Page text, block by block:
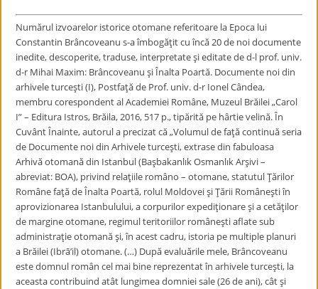
​Numărul izvoarelor istorice otomane referitoare la Epoca lui
Constantin Brâncoveanu s-a îmbogăţit cu încă 20 de noi documente
inedite, descoperite, traduse, interpretate şi editate de d-l prof. univ.
d-r Mihai Maxim: Brâncoveanu şi Înalta Poartă. Documente noi din
arhivele turceşti (I), Postfaţă de Prof. univ. d-r Ionel Cândea,
membru corespondent al Academiei Române, Muzeul Brăilei „Carol
I” – Editura Istros, Brăila, 2016, 517 p., tipărită pe hârtie velină. În
Cuvânt Înainte, autorul a precizat că „Volumul de faţă continuă seria
de Documente noi din Arhivele turceşti, extrase din fabuloasa
Arhivă otomană din Istanbul (Başbakanlık Osmanlık Arşivi –
abreviat: BOA), privind relaţiile româno – otomane, statutul Ţărilor
Române faţă de Înalta Poartă, rolul Moldovei şi Ţării Româneşti în
aprovizionarea Istanbulului, a corpurilor expediţionare şi a cetăţilor
de margine otomane, regimul teritoriilor româneşti aflate sub
administraţie otomană şi, în acest cadru, istoria pe multiple planuri
a Brăilei (Ibrā’il) otomane. (…) După evaluările mele, Brâncoveanu
este domnul român cel mai bine reprezentat în arhivele turceşti, la
aceasta contribuind atât lungimea domniei sale (26 de ani), cât şi